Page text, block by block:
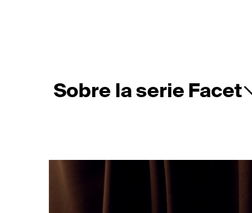
Sobre la serie Facet